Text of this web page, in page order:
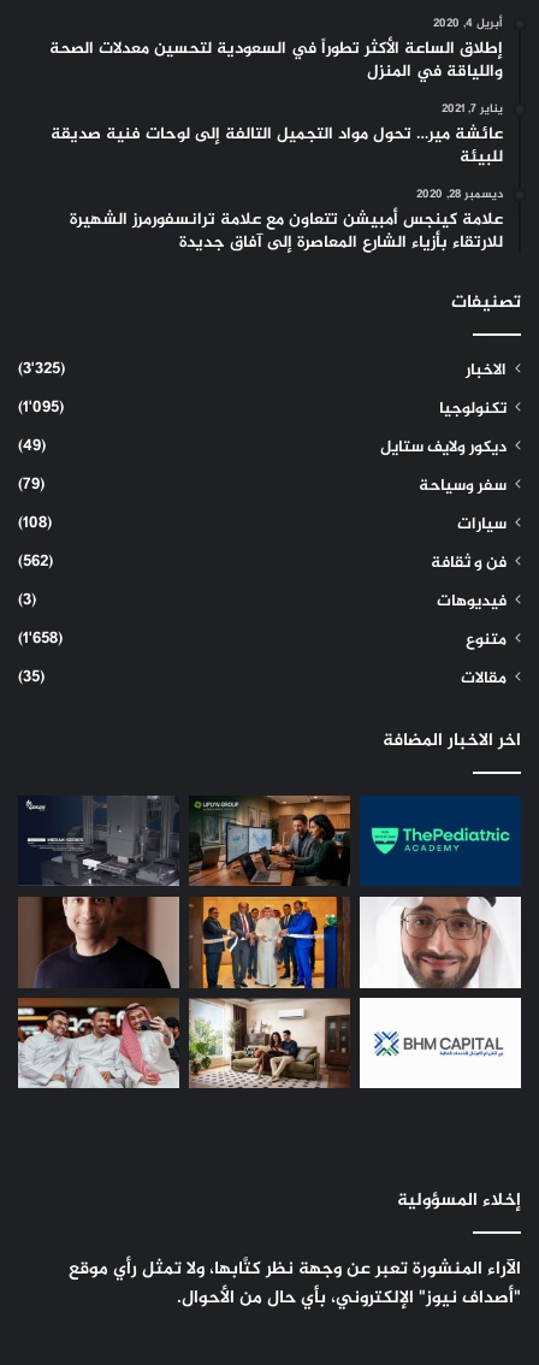
أبريل 4, 2020
إطلاق الساعة الأكثر تطوراً في السعودية لتحسين معدلات الصحة
واللياقة في المنزل
يناير 7, 2021
عائشة مير… تحول مواد التجميل التالفة إلى لوحات فنية صديقة
للبيئة
ديسمبر 28, 2020
علامة كينجس أمبيشن تتعاون مع علامة ترانسفورمرز الشهيرة
للارتقاء بأزياء الشارع المعاصرة إلى آفاق جديدة
تصنيفات
الاخبار
(3٬325)
تكنولوجيا
(1٬095)
ديكور ولايف ستايل
(49)
سفر وسياحة
(79)
سيارات
(108)
فن و ثقافة
(562)
فيديوهات
(3)
متنوع
(1٬658)
مقالات
(35)
اخر الاخبار المضافة
إخلاء المسؤولية
الآراء المنشورة تعبر عن وجهة نظر كتَّابها، ولا تمثل رأي موقع
"أصداف نيوز" الإلكتروني، بأي حال من الأحوال.